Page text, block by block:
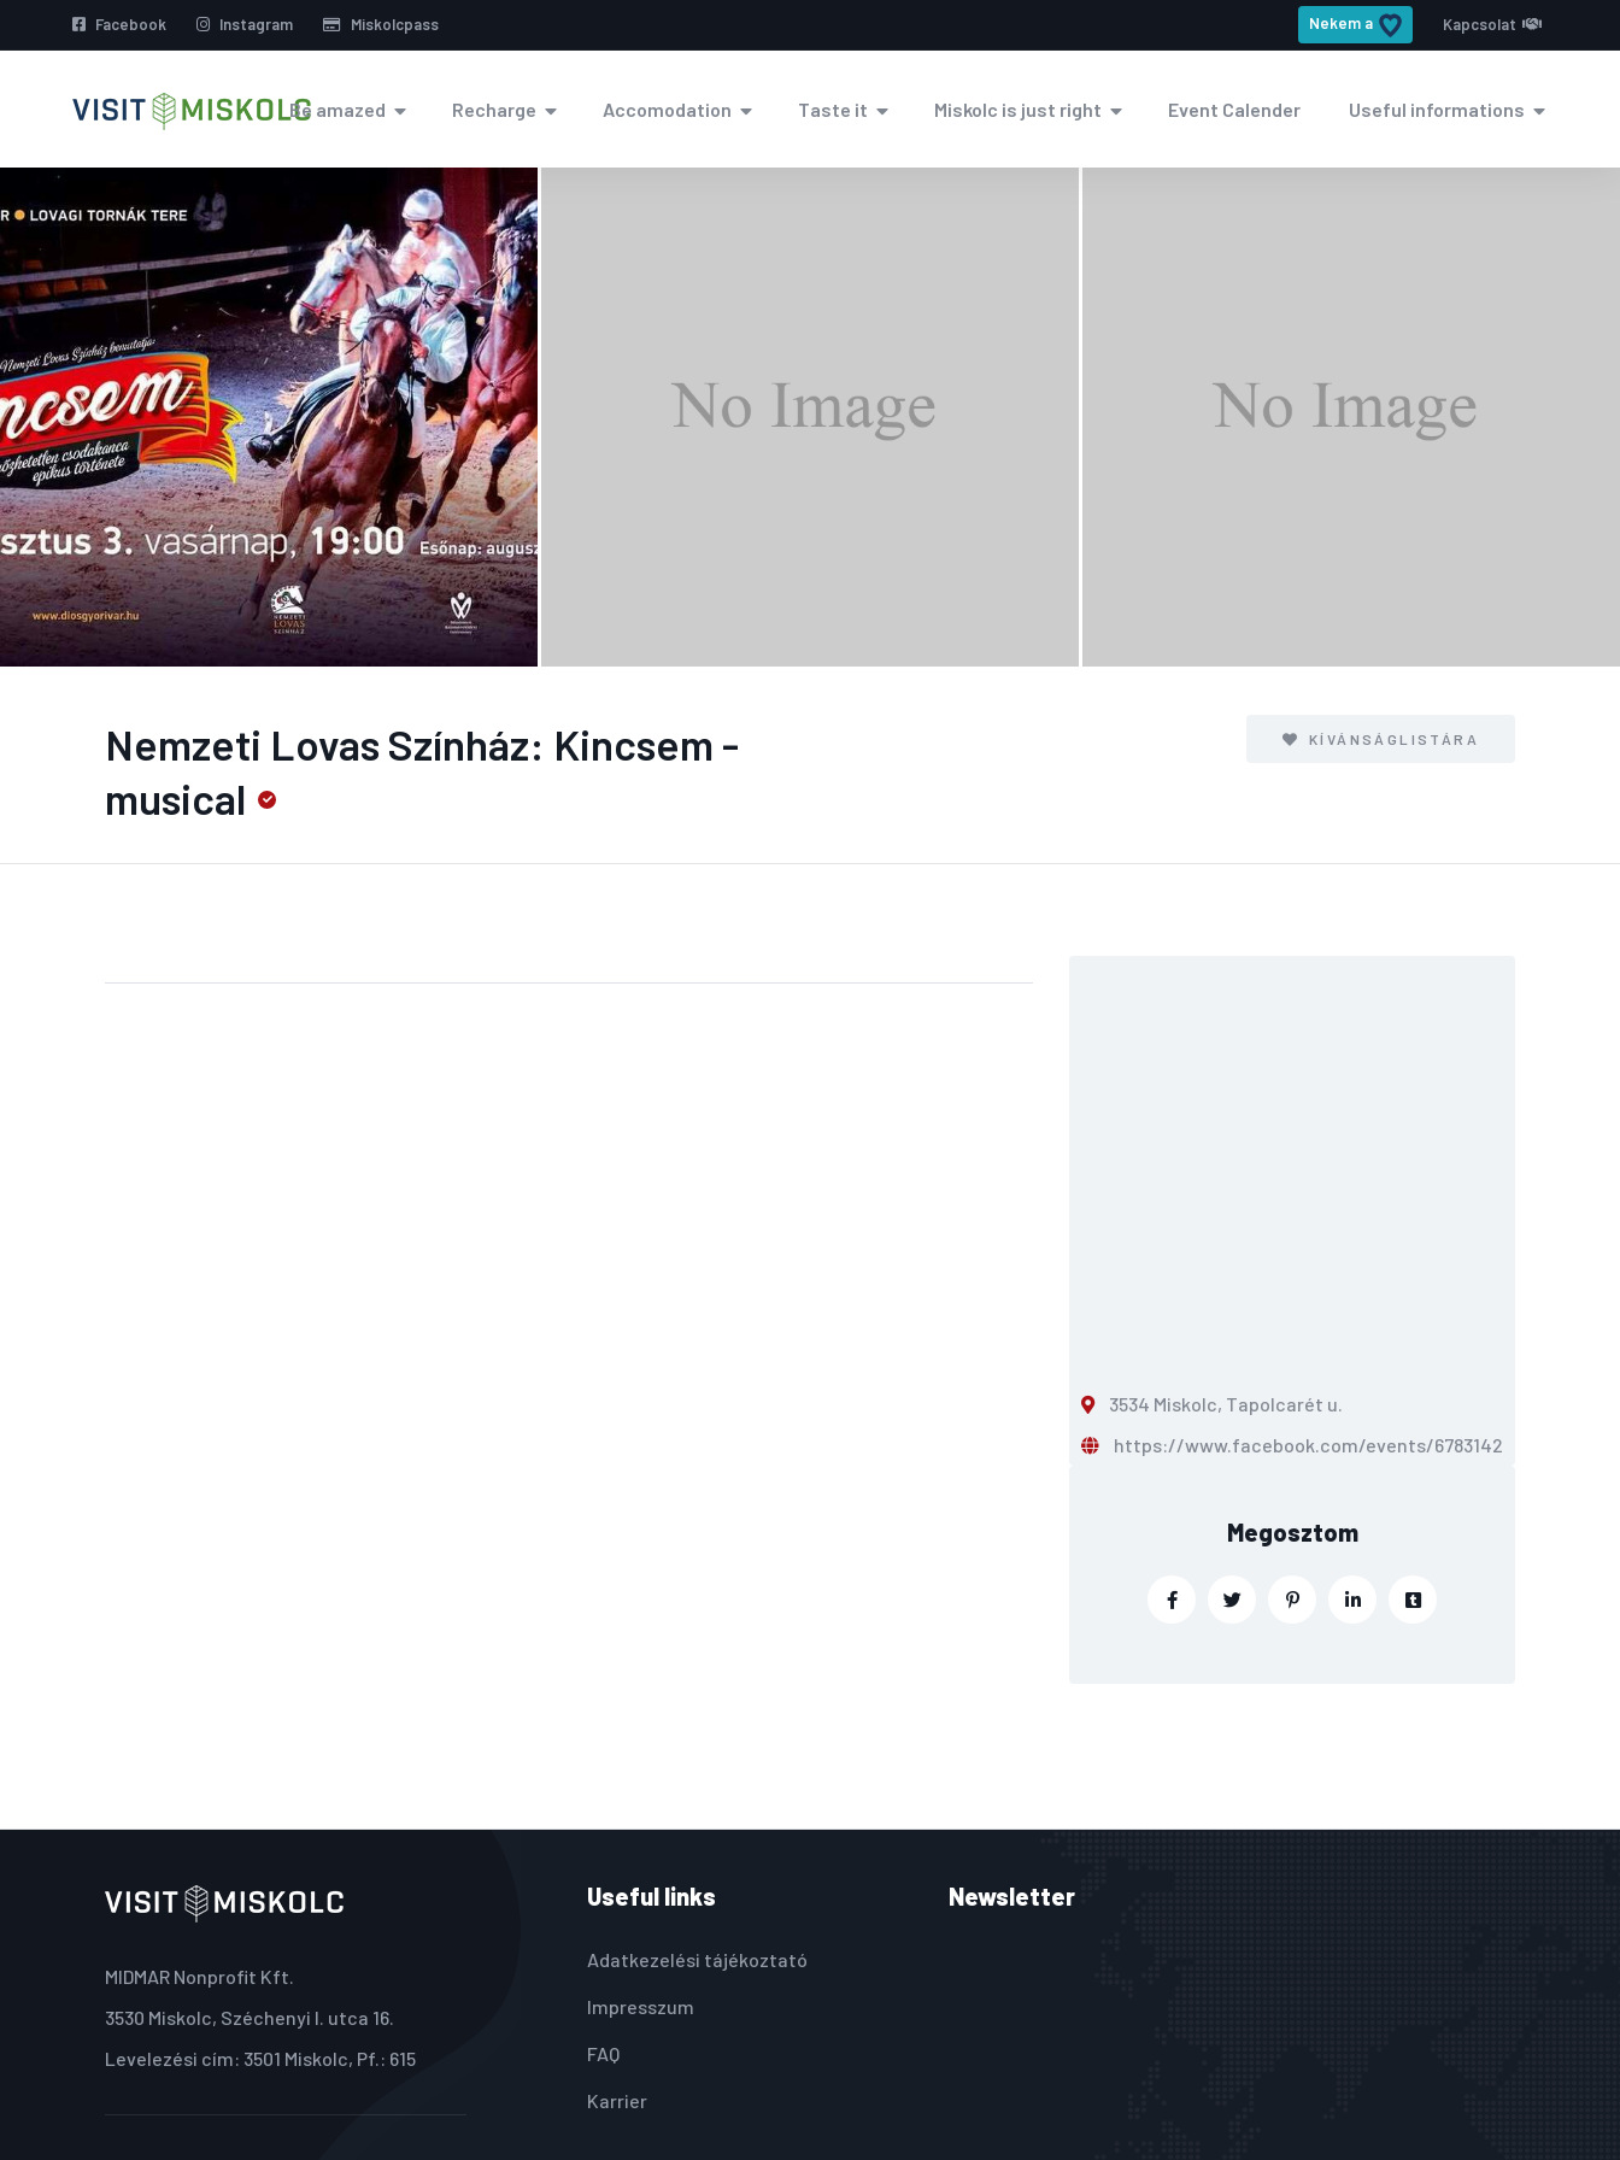
Facebook Instagram Miskolcpass Nekem a Kapcsolat
Be amazed Recharge Accomodation Taste it Miskolc is just right Event Calender Useful informations
Nemzeti Lovas Színház: Kincsem -
musical
KÍVÁNSÁGLISTÁRA
3534 Miskolc, Tapolcarét u.
https://www.facebook.com/events/678314294734015/
Megosztom
MIDMAR Nonprofit Kft.
3530 Miskolc, Széchenyi I. utca 16.
Levelezési cím: 3501 Miskolc, Pf.: 615
Useful links
Adatkezelési tájékoztató
Impresszum
FAQ
Karrier
Newsletter